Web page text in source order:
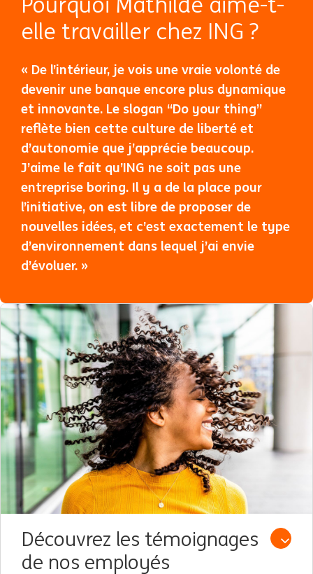
Pourquoi Mathilde aime-t-
elle travailler chez ING ?
« De l’intérieur, je vois une vraie volonté de
devenir une banque encore plus dynamique
et innovante. Le slogan “Do your thing”
reflète bien cette culture de liberté et
d’autonomie que j’apprécie beaucoup.
J’aime le fait qu’ING ne soit pas une
entreprise boring. Il y a de la place pour
l’initiative, on est libre de proposer de
nouvelles idées, et c’est exactement le type
d’environnement dans lequel j’ai envie
d’évoluer. »
Découvrez les témoignages
de nos employés
Open